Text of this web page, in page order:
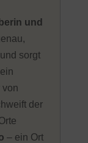
und
sorgt
von
der
– ein Ort